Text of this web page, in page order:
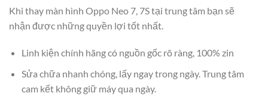
Khi thay màn hình Oppo Neo 7, 7S tại trung tâm bạn sẽ
nhận được những quyền lợi tốt nhất.
Linh kiện chính hãng có nguồn gốc rõ ràng, 100% zin
Sửa chữa nhanh chóng, lấy ngay trong ngày. Trung tâm
cam kết không giữ máy qua ngày.